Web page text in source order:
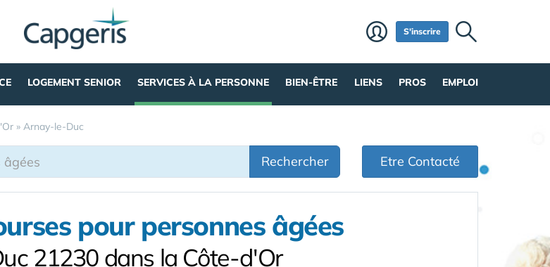
S'inscrire
LOGEMENT SENIOR SERVICES À LA PERSONNE BIEN-ÊTRE LIENS PROS EMPLOI
» Arnay-le-Duc
Rechercher Etre Contacté
pour personnes âgées
21230 dans la Côte-d'Or